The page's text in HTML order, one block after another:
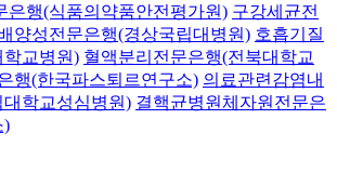
은행(식품의약품안전평가원) 구강세균전
양성전문은행(경상국립대병원) 호흡기질
학교병원) 혈액분리전문은행(전북대학교
행(한국파스퇴르연구소) 의료관련감염내
학교성심병원) 결핵균병원체자원전문은
)